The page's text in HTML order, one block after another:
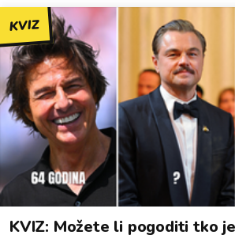
KVIZ
KVIZ: Možete li pogoditi tko